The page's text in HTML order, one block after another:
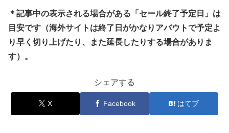
＊記事中の表示される場合がある「セール終了予定日」は
目安です（海外サイトは終了日がかなりアバウトで予定よ
り早く切り上げたり、また延長したりする場合がありま
す）。
シェアする
X Facebook はてブ